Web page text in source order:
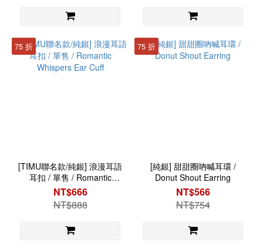
75 折
[TIMU聯名款/純銀] 浪漫耳語
耳扣 / 單售 / Romantic
Whispers Ear Cuff
NT$666
NT$888
75 折
[純銀] 甜甜圈吶喊耳環 /
Donut Shout Earring
NT$566
NT$754